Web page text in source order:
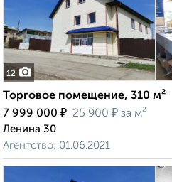
12
Торговое помещение, 310 м²
7 999 000 ₽ 25 900 ₽ за м²
Ленина 30
Агентство, 01.06.2021